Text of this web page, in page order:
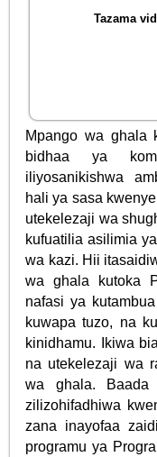
Tazama
Mpango wa ghala
bidhaa ya
iliyosanikishwa
hali ya sasa
utekelezaji wa
kufuatilia asilimia
wa kazi. Hii
wa ghala kutoka
nafasi ya
kuwapa tuzo, na
kinidhamu. Ikiwa
na utekelezaji wa
wa ghala.
zilizohifadhiwa
zana inayofaa
programu ya